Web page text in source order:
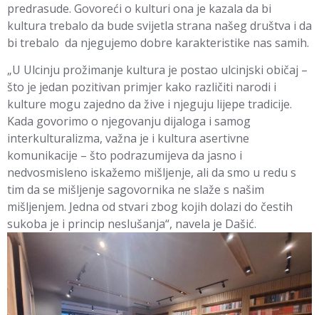
predrasude. Govoreći o kulturi ona je kazala da bi
kultura trebalo da bude svijetla strana našeg društva i da
bi trebalo da njegujemo dobre karakteristike nas samih.
„U Ulcinju prožimanje kultura je postao ulcinjski običaj –
što je jedan pozitivan primjer kako različiti narodi i
kulture mogu zajedno da žive i njeguju lijepe tradicije.
Kada govorimo o njegovanju dijaloga i samog
interkulturalizma, važna je i kultura asertivne
komunikacije – što podrazumijeva da jasno i
nedvosmisleno iskažemo mišljenje, ali da smo u redu s
tim da se mišljenje sagovornika ne slaže s našim
mišljenjem. Jedna od stvari zbog kojih dolazi do čestih
sukoba je i princip neslušanja“, navela je Dašić.